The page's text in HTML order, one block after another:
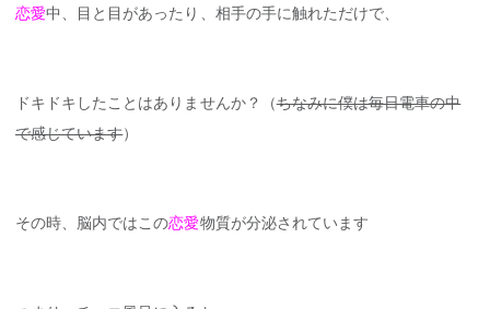
恋愛中、目と目があったり、相手の手に触れただけで、
ドキドキしたことはありませんか？（ちなみに僕は毎日電車の中
で感じています）
その時、脳内ではこの恋愛物質が分泌されています